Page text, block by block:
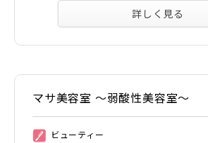
詳しく見る
マサ美容室 ～弱酸性美容室～
② ビューティー